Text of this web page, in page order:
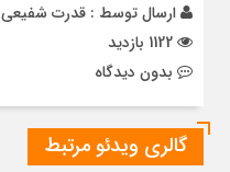
ارسال توسط : قدرت شفیعی
بدون دیدگاه
گالری ویدئو مرتبط